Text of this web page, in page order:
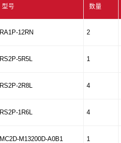
型号 数量
RA1P-12RN 2
RS2P-5R5L 1
RS2P-2R8L 4
RS2P-1R6L 4
MC2D-M13200D-A0B1 1